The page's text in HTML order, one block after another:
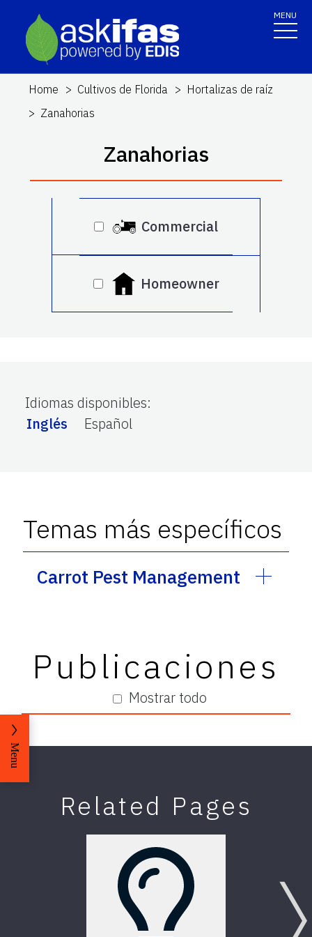
MENU
Home Cultivos de Florida
Hortalizas de raíz
Zanahorias
Zanahorias
Commercial
Homeowner
Idiomas disponibles:
Inglés
Español
Temas más específicos
Carrot Pest Management
Mostrar todo
Publicaciones
Related Pages
Menu